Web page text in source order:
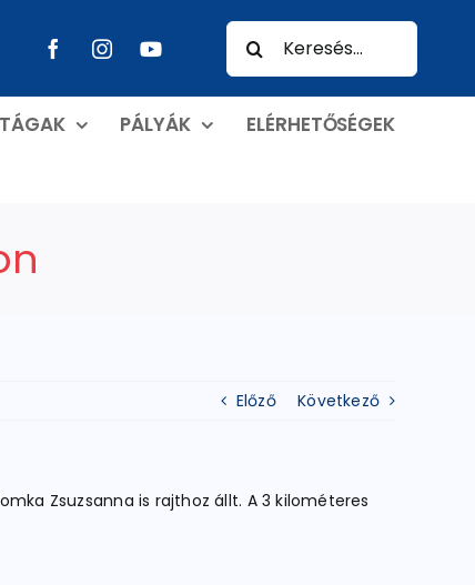
Keresés...
PÁLYÁK ELÉRHETŐSÉGEK
Előző Következő
Zsuzsanna is rajthoz állt. A 3 kilométeres